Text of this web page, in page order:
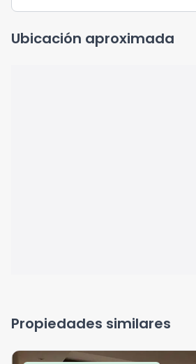
Ubicación aproximada
Propiedades similares